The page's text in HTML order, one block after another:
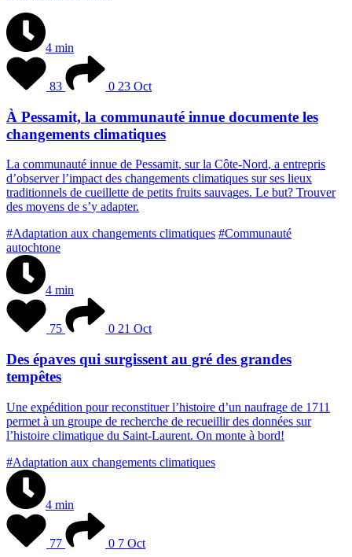
4 min
83 0 23 Oct
À Pessamit, la communauté innue documente les
changements climatiques
La communauté innue de Pessamit, sur la Côte-Nord, a entrepris
d’observer l’impact des changements climatiques sur ses lieux
traditionnels de cueillette de petits fruits sauvages. Le but? Trouver
des moyens de s’y adapter.
#Adaptation aux changements climatiques #Communauté
autochtone
4 min
75 0 21 Oct
Des épaves qui surgissent au gré des grandes
tempêtes
Une expédition pour reconstituer l’histoire d’un naufrage de 1 711
permet à un groupe de recherche de recueillir des données sur
l’histoire climatique du Saint-Laurent. On monte à bord!
#Adaptation aux changements climatiques
4 min
77 0 7 Oct